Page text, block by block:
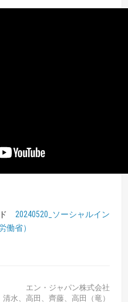
20240520_ソーシャルイン
働省）
エン・ジャパン株式会社
清水、高田、齊藤、高田（竜）